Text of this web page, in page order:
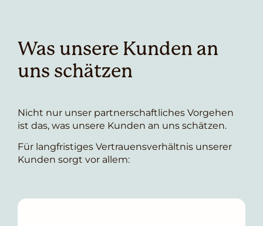
Was unsere Kunden an
uns schätzen
Nicht nur unser partnerschaftliches Vorgehen
ist das, was unsere Kunden an uns schätzen.
Für langfristiges Vertrauensverhältnis unserer
Kunden sorgt vor allem: